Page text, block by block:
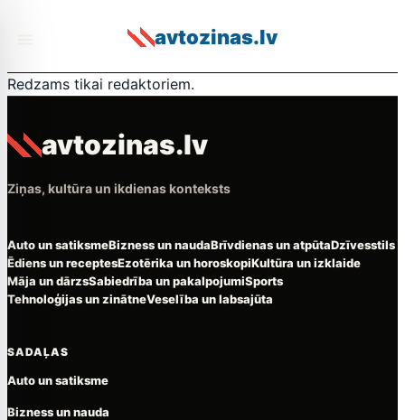
avtozinas.lv
AI redaktora rinda
Redzams tikai redaktoriem.
avtozinas.lv
Ziņas, kultūra un ikdienas konteksts
Auto un satiksmeBizness un naudaBrīvdienas un atpūtaDzīvesstils
Ēdiens un receptesEzotērika un horoskopiKultūra un izklaide
Māja un dārzsSabiedrība un pakalpojumiSports
Tehnoloģijas un zinātneVeselība un labsajūta
SADAĻAS
Auto un satiksme
Bizness un nauda